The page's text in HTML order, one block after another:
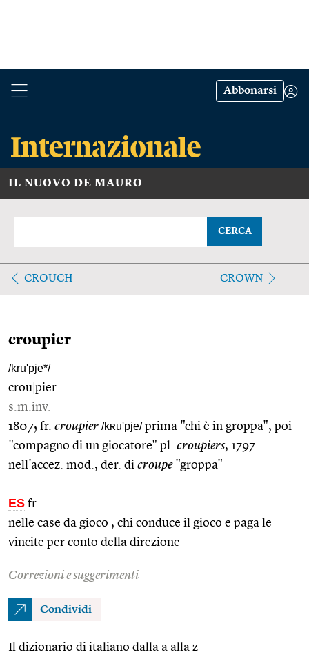
Abbonarsi
IL NUOVO DE MAURO
CERCA
CROUCH CROWN
croupier
/kru'pje*/
crou pier
s.m.inv.
1807; fr. croupier /kʀu'pje/prima "chi è in groppa", poi
"compagno di un giocatore" pl. croupiers, 1797
nell'accez. mod., der. di croupe"groppa"
ES fr.
nelle case da gioco , chi conduce il gioco e paga le
vincite per conto della direzione
Correzioni e suggerimenti
Condividi
Il dizionario di italiano dalla a alla z